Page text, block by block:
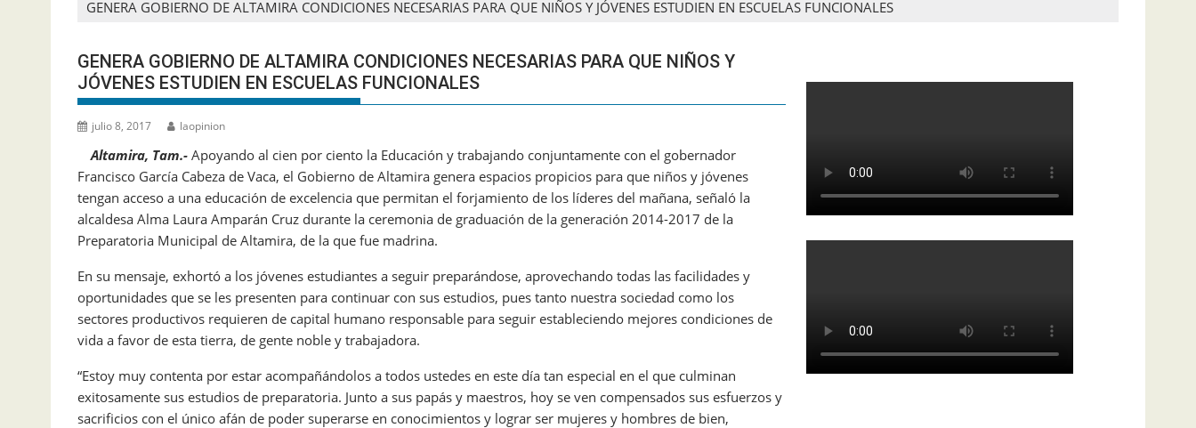
GENERA GOBIERNO DE ALTAMIRA CONDICIONES NECESARIAS PARA QUE NIÑOS Y JÓVENES ESTUDIEN EN ESCUELAS FUNCIONALES
GENERA GOBIERNO DE ALTAMIRA CONDICIONES NECESARIAS PARA QUE NIÑOS Y
JÓVENES ESTUDIEN EN ESCUELAS FUNCIONALES
julio 8, 2017 laopinion
Altamira, Tam.- Apoyando al cien por ciento la Educación y trabajando conjuntamente con el gobernador
Francisco García Cabeza de Vaca, el Gobierno de Altamira genera espacios propicios para que niños y jóvenes
tengan acceso a una educación de excelencia que permitan el forjamiento de los líderes del mañana, señaló la
alcaldesa Alma Laura Amparán Cruz durante la ceremonia de graduación de la generación 2014-2017 de la
Preparatoria Municipal de Altamira, de la que fue madrina.
En su mensaje, exhortó a los jóvenes estudiantes a seguir preparándose, aprovechando todas las facilidades y
oportunidades que se les presenten para continuar con sus estudios, pues tanto nuestra sociedad como los
sectores productivos requieren de capital humano responsable para seguir estableciendo mejores condiciones de
vida a favor de esta tierra, de gente noble y trabajadora.
“Estoy muy contenta por estar acompañándolos a todos ustedes en este día tan especial en el que culminan
exitosamente sus estudios de preparatoria. Junto a sus papás y maestros, hoy se ven compensados sus esfuerzos y
sacrificios con el único afán de poder superarse en conocimientos y lograr ser mujeres y hombres de bien,